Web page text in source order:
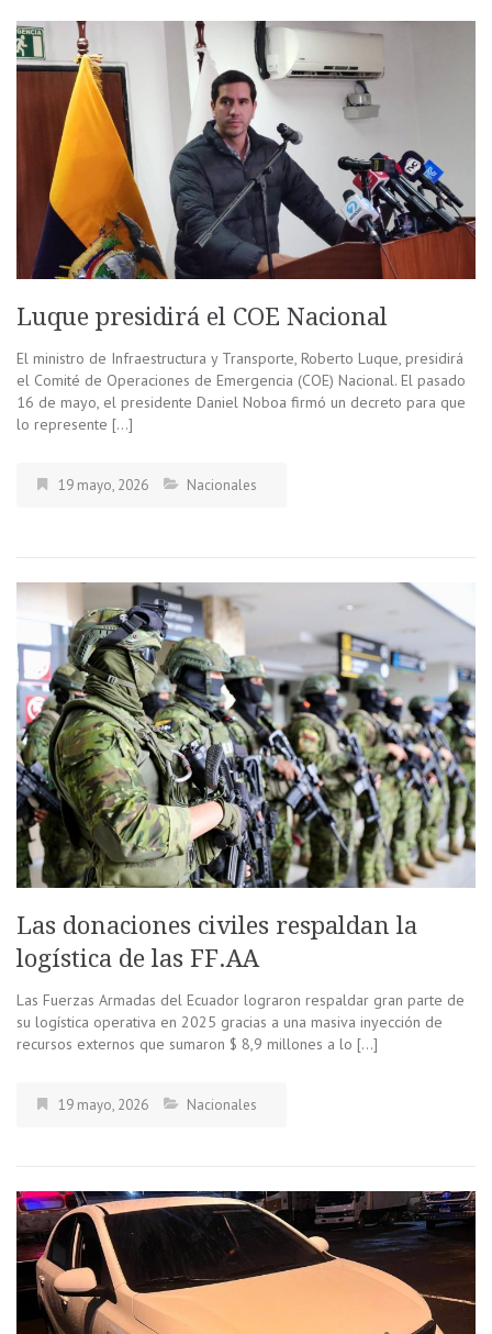
Luque presidirá el COE Nacional
El ministro de Infraestructura y Transporte, Roberto Luque, presidirá
el Comité de Operaciones de Emergencia (COE) Nacional. El pasado
16 de mayo, el presidente Daniel Noboa firmó un decreto para que
lo represente […]
19 mayo, 2026 Nacionales
Las donaciones civiles respaldan la
logística de las FF.AA
Las Fuerzas Armadas del Ecuador lograron respaldar gran parte de
su logística operativa en 2025 gracias a una masiva inyección de
recursos externos que sumaron $ 8,9 millones a lo […]
19 mayo, 2026 Nacionales